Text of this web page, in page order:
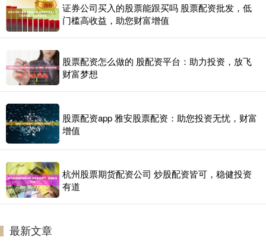
证券公司买入的股票能跟买吗 股票配资批发，低
门槛高收益，助您财富增值
股票配资怎么做的 股配资平台：助力投资，放飞
财富梦想
股票配资app 雅安股票配资：助您投资无忧，财富
增值
杭州股票期货配资公司 炒股配资皆可，稳健投资
有道
最新文章